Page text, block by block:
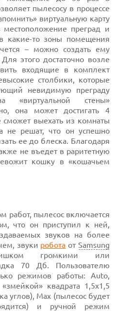
пылесосу в процессе
виртуальную карту
местоположение преград и
какие-то зоны помещения
– можно создать ему
этого достаточно возле
входящие в комплект
столбики, которые
невидимую преграду
«виртуальной стены»
она может достигать 4
сможет выехать из комнаты
не решат, что он успешно
ее до блеска. Благодаря
не въедет в раритетную
кошку в «кошачьем
работ, пылесос включается
что он приступил к ней,
звуков на более
звуки робота от Samsung
громкими или
70 Дб. Пользователю
режимов работы: Auto,
квадрата 1,5х1,5
углов), Max (пылесос будет
и ручной режим